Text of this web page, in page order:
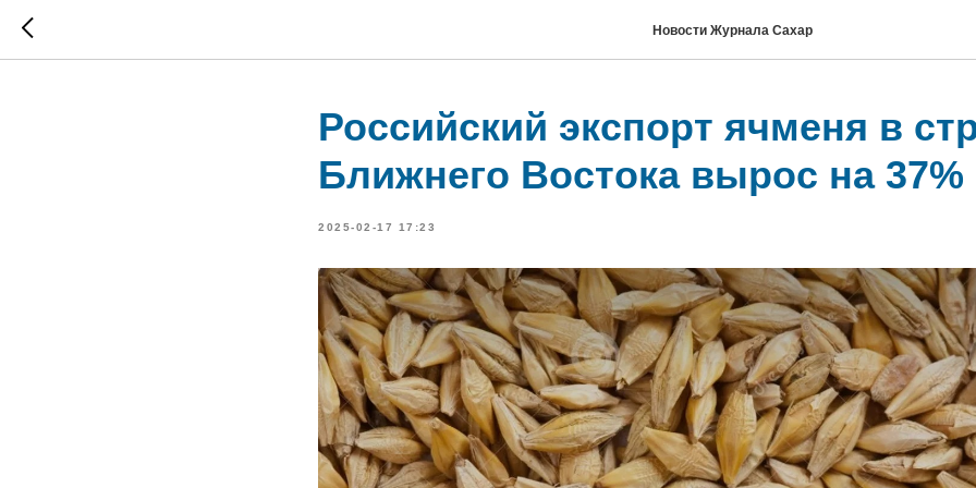
Новости Журнала Сахар
Российский экспорт ячменя в
Ближнего Востока вырос на 37%
2025-02-17 17:23